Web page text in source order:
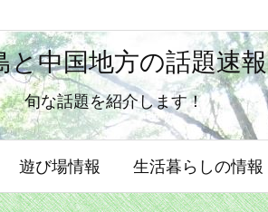
と中国地方の話題速報
旬な話題を紹介します！
遊び場情報 生活暮らしの情報